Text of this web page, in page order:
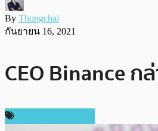
By Thongchai
กันยายน 16, 2021
CEO Binance ก